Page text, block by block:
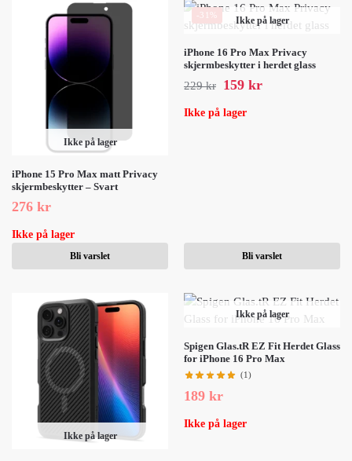
Ikke på lager
iPhone 15 Pro Max matt Privacy
skjermbeskytter – Svart
276 kr
Ikke på lager
Bli varslet
-31% Ikke på lager
iPhone 16 Pro Max Privacy
skjermbeskytter i herdet glass
229kr 159 kr
Ikke på lager
Bli varslet
Ikke på lager
Ikke på lager
Spigen Glas.tR EZ Fit Herdet Glass
for iPhone 16 Pro Max
(1)
189 kr
Ikke på lager